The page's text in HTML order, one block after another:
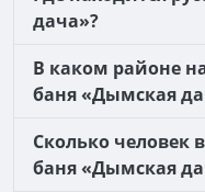
дача»?
В каком районе
баня «Дымская
Сколько человек
баня «Дымская